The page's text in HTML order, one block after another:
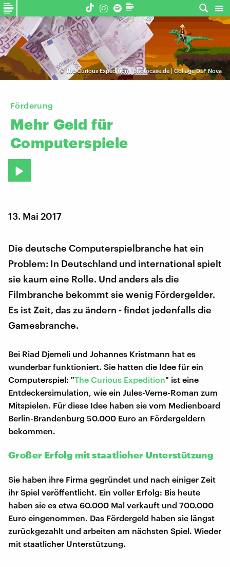
©The Curious Expedition | photocase.de | Collage DLF Nova
Förderung
Mehr Geld für
Computerspiele
13. Mai 2017
Die deutsche Computerspielbranche hat ein
Problem: In Deutschland und international spielt
sie kaum eine Rolle. Und anders als die
Filmbranche bekommt sie wenig Fördergelder.
Es ist Zeit, das zu ändern - findet jedenfalls die
Gamesbranche.
Bei Riad Djemeli und Johannes Kristmann hat es
wunderbar funktioniert. Sie hatten die Idee für ein
Computerspiel: "The Curious Expedition" ist eine
Entdeckersimulation, wie ein Jules-Verne-Roman zum
Mitspielen. Für diese Idee haben sie vom Medienboard
Berlin-Brandenburg 50.000 Euro an Fördergeldern
bekommen.
Großer Erfolg mit staatlicher Unterstützung
Sie haben ihre Firma gegründet und nach einiger Zeit
ihr Spiel veröffentlicht. Ein voller Erfolg: Bis heute
haben sie es etwa 60.000 Mal verkauft und 700.000
Euro eingenommen. Das Fördergeld haben sie längst
zurückgezahlt und arbeiten am nächsten Spiel. Wieder
mit staatlicher Unterstützung.